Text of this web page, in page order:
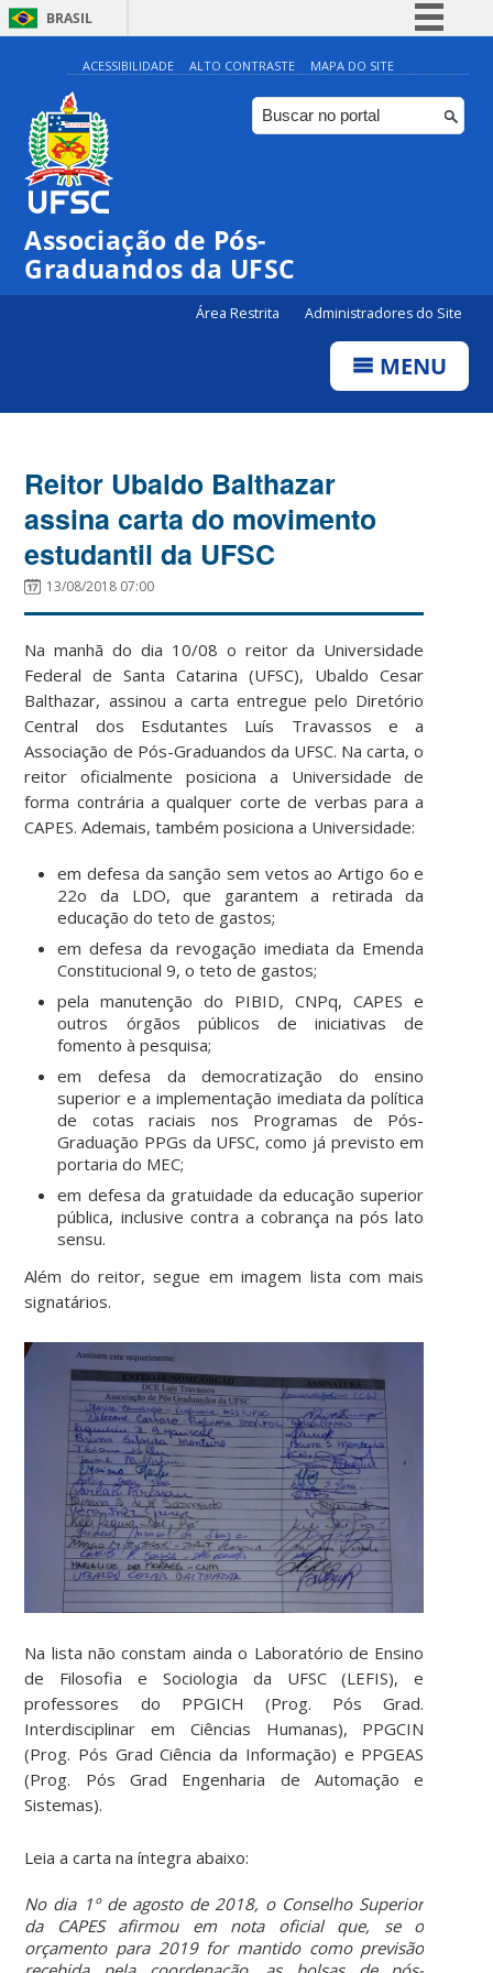
BRASIL
Simplifique!
Comunica BR
Participe
ACESSIBILIDADE ALTO CONTRASTE MAPA DO SITE
Associação de Pós-
Graduandos da UFSC
Área Restrita Administradores do Site
MENU
Reitor Ubaldo Balthazar
assina carta do movimento
estudantil da UFSC
13/08/2018 07:00
Na manhã do dia 10/08 o reitor da Universidade
Federal de Santa Catarina (UFSC), Ubaldo Cesar
Balthazar, assinou a carta entregue pelo Diretório
Central dos Esdutantes Luís Travassos e a
Associação de Pós-Graduandos da UFSC. Na carta, o
reitor oficialmente posiciona a Universidade de
forma contrária a qualquer corte de verbas para a
CAPES. Ademais, também posiciona a Universidade:
em defesa da sanção sem vetos ao Artigo 6o e
22o da LDO, que garantem a retirada da
educação do teto de gastos;
em defesa da revogação imediata da Emenda
Constitucional 9, o teto de gastos;
pela manutenção do PIBID, CNPq, CAPES e
outros órgãos públicos de iniciativas de
fomento à pesquisa;
em defesa da democratização do ensino
superior e a implementação imediata da política
de cotas raciais nos Programas de Pós-
Graduação PPGs da UFSC, como já previsto em
portaria do MEC;
em defesa da gratuidade da educação superior
pública, inclusive contra a cobrança na pós lato
sensu.
Além do reitor, segue em imagem lista com mais
signatários.
Na lista não constam ainda o Laboratório de Ensino
de Filosofia e Sociologia da UFSC (LEFIS), e
professores do PPGICH (Prog. Pós Grad.
Interdisciplinar em Ciências Humanas), PPGCIN
(Prog. Pós Grad Ciência da Informação) e PPGEAS
(Prog. Pós Grad Engenharia de Automação e
Sistemas).
Leia a carta na íntegra abaixo:
No dia 1º de agosto de 2018, o Conselho Superior
da CAPES afirmou em nota oficial que, se o
orçamento para 2019 for mantido como previsão